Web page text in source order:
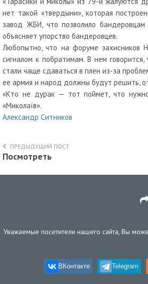
нет такой «твердыни», которая
завод ЖБИ, что позволило
объясняет упорство бандеровцев.
Любопытно, что на форуме захисников
сигналом к побратимам. В нем
стали чаще сдаваться в плен из-за
ее армия и народ должны будут решить,
«Кто не дурак — тот поймет, что
«Миколаїв».
Александр Ситников
ПРЕДЫДУЩИЙ ПОСТ
Посмотреть
Уважаемые посетители нашего сайта, Вы
ВКонтакте Telegram